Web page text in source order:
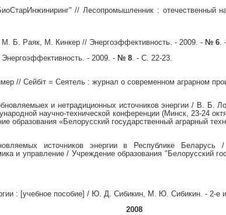
// Лесопромышленник : отечественный
Б. Раяк, М. Кинкер // Энергоэффективность. - 2009. - № 6.
Энергоэффективность. - 2009. - № 8. - С. 22-23.
// Сейбiт = Сеятель : журнал о современном аграрном
и нетрадиционных источников энергии / В.
научно-технической конференции (Минск, 23-24
образования «Белорусский государственный аграрный
источников энергии в Республике
и управление / Учреждение образования "Белорусский
: [учебное пособие] / Ю. Д. Сибикин, М. Ю. Сибикин. - 2-е
2008